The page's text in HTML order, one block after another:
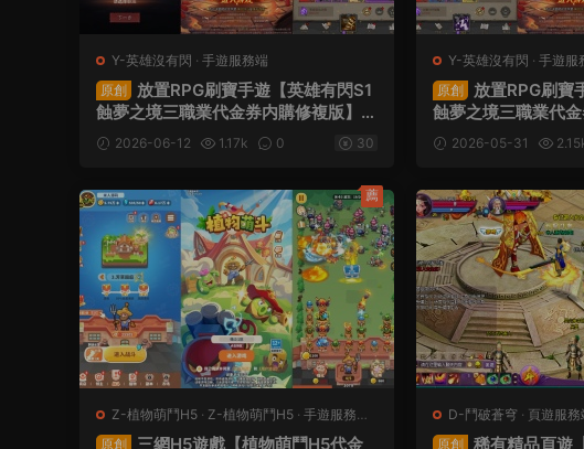
Y-英雄沒有閃 · 手遊服務端
原創
放置RPG刷寶手遊【英雄有閃S1
蝕夢之境三職業代金券内購修複版】Li
nux手工服務端+本地注冊+運維後台
+管理後台+代理後台+CDK授權後台
2026-06-12 1.17k 0 30
Y-英雄沒有閃 · 手遊服
原創
放置RPG刷寶
蝕夢之境三職業代
手工服務端+本地注
後台+代理後台
2026-05-31
Z-植物萌鬥H5 · Z-植物萌鬥H5 · 手遊服務端
頁遊服務端
原創
三網H5遊戲【植物萌鬥H5代金
薦
D-鬥破蒼穹 · 頁遊服務
原創
稀有精品頁遊